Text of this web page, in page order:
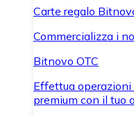
Carte regalo
Commercializza i
Bitnovo OTC
Effettua operazioni
premium con il tuo